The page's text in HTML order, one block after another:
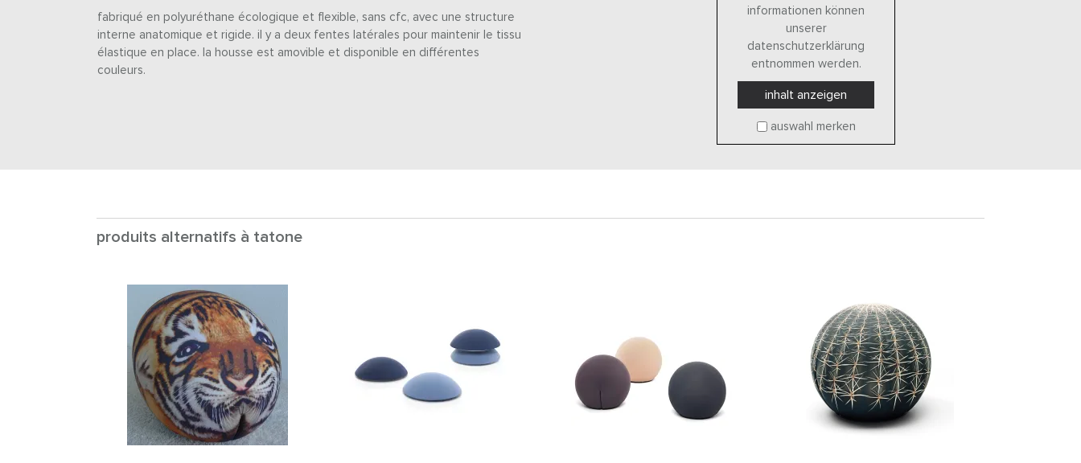
fabriqué en polyuréthane écologique et flexible, sans cfc, avec une structure
interne anatomique et rigide. il y a deux fentes latérales pour maintenir le tissu
élastique en place. la housse est amovible et disponible en différentes
couleurs.
informationen können
unserer
datenschutzerklärung
entnommen werden.
inhalt anzeigen
auswahl merken
produits alternatifs à tatone